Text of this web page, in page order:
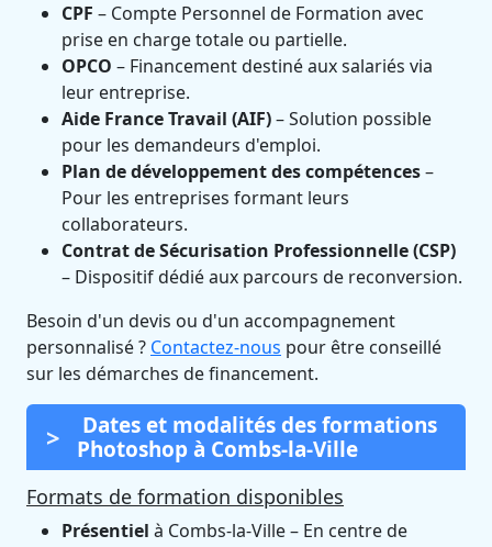
CPF – Compte Personnel de Formation avec
prise en charge totale ou partielle.
OPCO – Financement destiné aux salariés via
leur entreprise.
Aide France Travail (AIF)– Solution possible
pour les demandeurs d'emploi.
Plan de développement des compétences–
Pour les entreprises formant leurs
collaborateurs.
Contrat de Sécurisation Professionnelle (CSP)
– Dispositif dédié aux parcours de reconversion.
Besoin d'un devis ou d'un accompagnement
personnalisé ? Contactez-nous pour être conseillé
sur les démarches de financement.
Dates et modalités des formations
Photoshop à Combs-la-Ville
Formats de formation disponibles
Présentiel à Combs-la-Ville – En centre de